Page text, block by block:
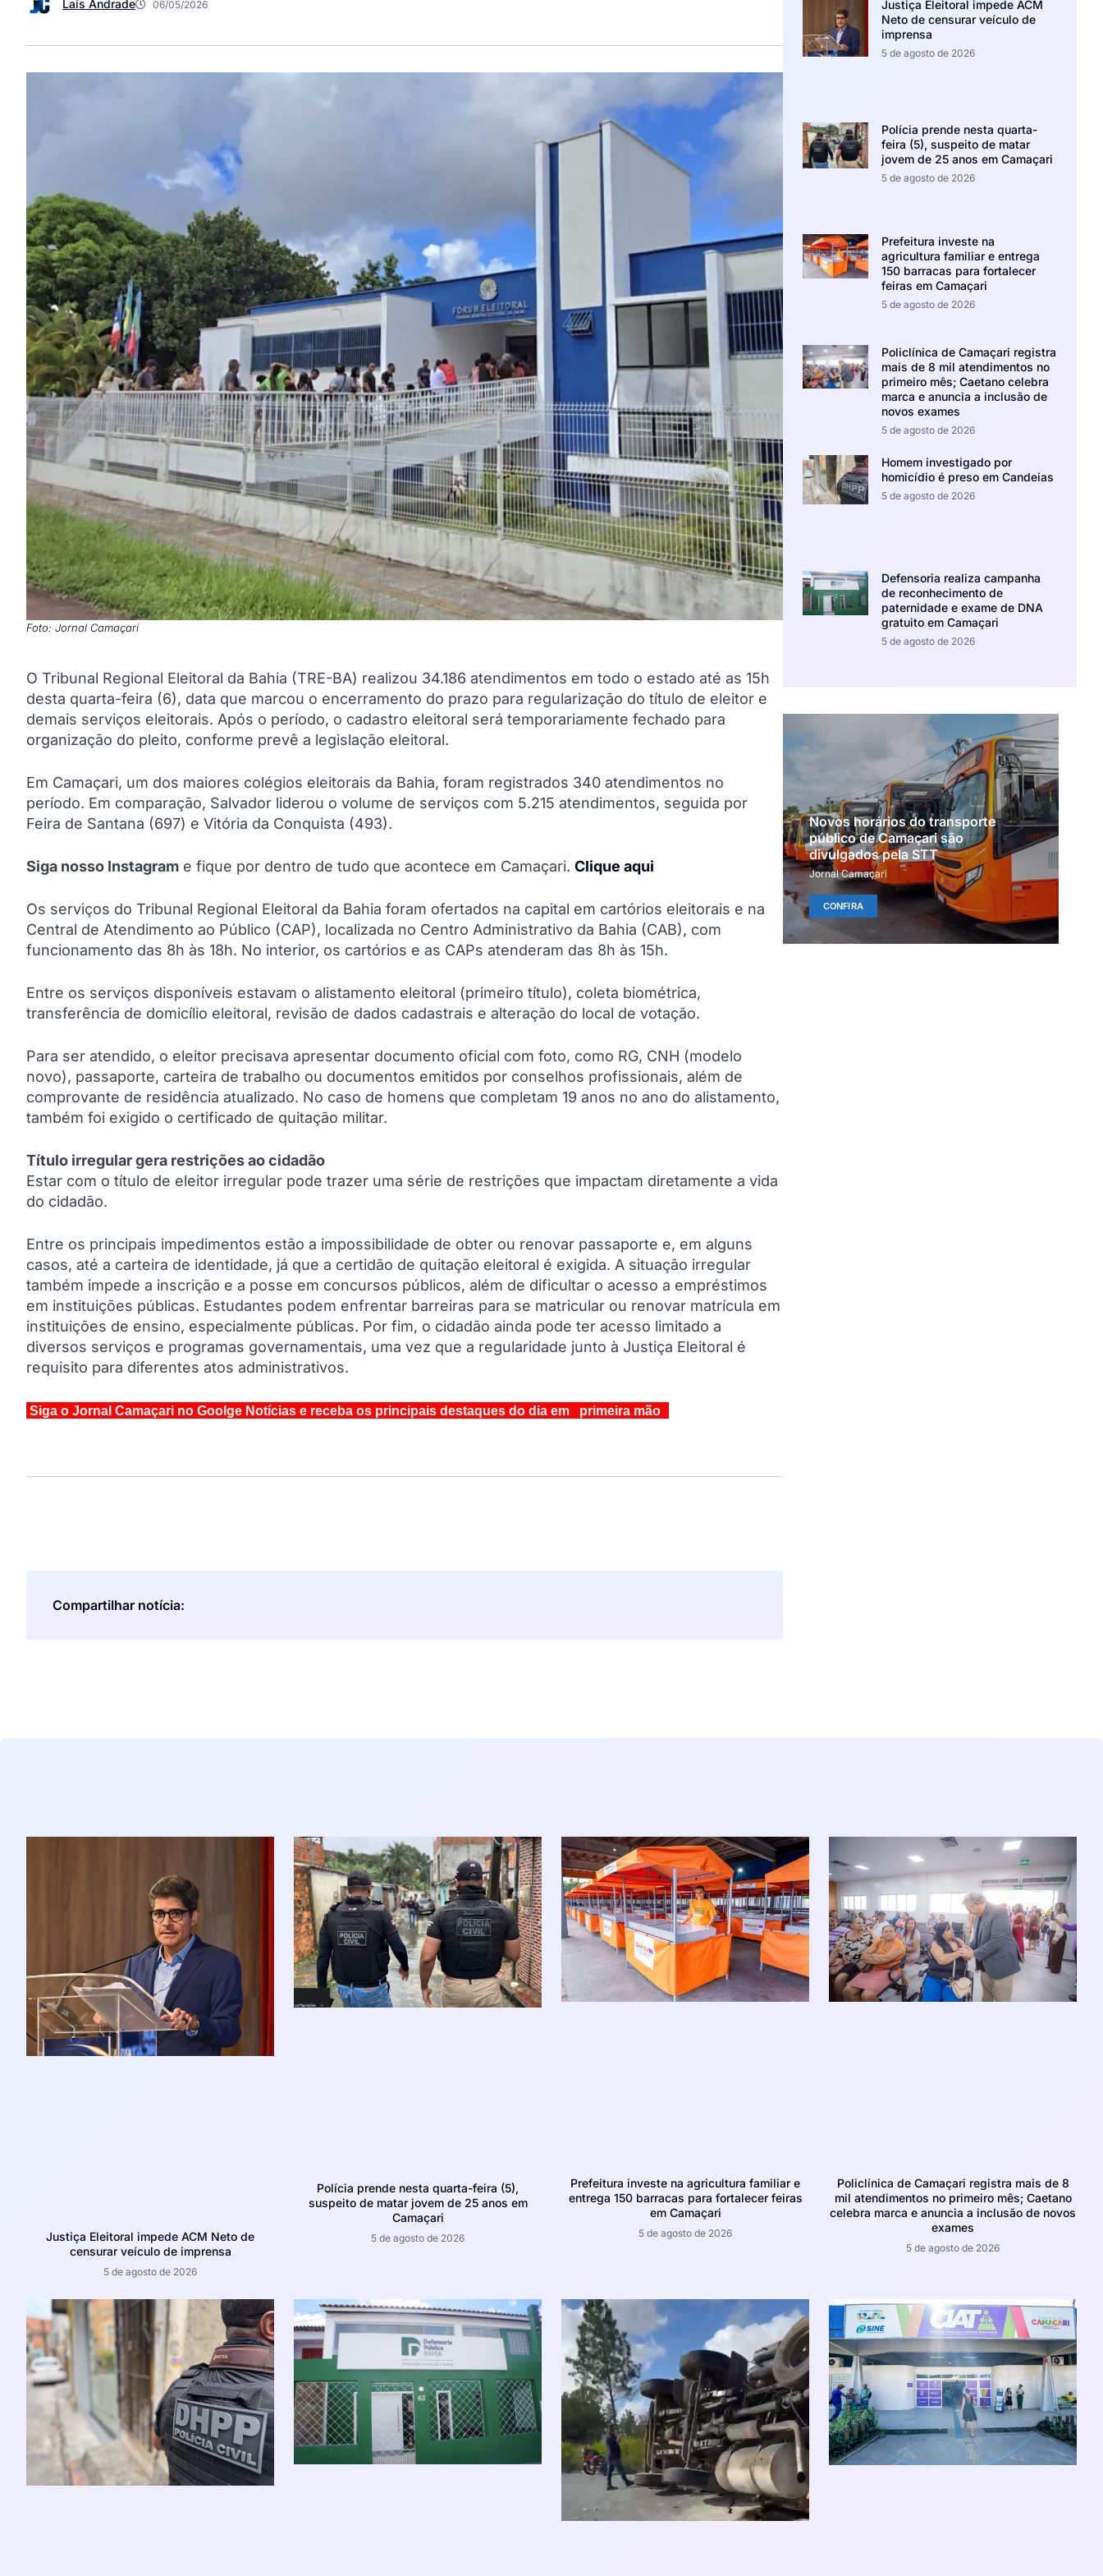
Laís Andrade 06/05/2026
Foto: Jornal Camaçari
O Tribunal Regional Eleitoral da Bahia (TRE-BA) realizou 34.186 atendimentos em todo o estado até as 15h
desta quarta-feira (6), data que marcou o encerramento do prazo para regularização do título de eleitor e
demais serviços eleitorais. Após o período, o cadastro eleitoral será temporariamente fechado para
organização do pleito, conforme prevê a legislação eleitoral.
Em Camaçari, um dos maiores colégios eleitorais da Bahia, foram registrados 340 atendimentos no
período. Em comparação, Salvador liderou o volume de serviços com 5.215 atendimentos, seguida por
Feira de Santana (697) e Vitória da Conquista (493).
Siga nosso Instagram e fique por dentro de tudo que acontece em Camaçari. Clique aqui
Os serviços do Tribunal Regional Eleitoral da Bahia foram ofertados na capital em cartórios eleitorais e na
Central de Atendimento ao Público (CAP), localizada no Centro Administrativo da Bahia (CAB), com
funcionamento das 8h às 18h. No interior, os cartórios e as CAPs atenderam das 8h às 15h.
Entre os serviços disponíveis estavam o alistamento eleitoral (primeiro título), coleta biométrica,
transferência de domicílio eleitoral, revisão de dados cadastrais e alteração do local de votação.
Para ser atendido, o eleitor precisava apresentar documento oficial com foto, como RG, CNH (modelo
novo), passaporte, carteira de trabalho ou documentos emitidos por conselhos profissionais, além de
comprovante de residência atualizado. No caso de homens que completam 19 anos no ano do alistamento,
também foi exigido o certificado de quitação militar.
Título irregular gera restrições ao cidadão
Estar com o título de eleitor irregular pode trazer uma série de restrições que impactam diretamente a vida
do cidadão.
Entre os principais impedimentos estão a impossibilidade de obter ou renovar passaporte e, em alguns
casos, até a carteira de identidade, já que a certidão de quitação eleitoral é exigida. A situação irregular
também impede a inscrição e a posse em concursos públicos, além de dificultar o acesso a empréstimos
em instituições públicas. Estudantes podem enfrentar barreiras para se matricular ou renovar matrícula em
instituições de ensino, especialmente públicas. Por fim, o cidadão ainda pode ter acesso limitado a
diversos serviços e programas governamentais, uma vez que a regularidade junto à Justiça Eleitoral é
requisito para diferentes atos administrativos.
Siga o Jornal Camaçari no Goolge Notícias e receba os principais destaques do dia em primeira mão
Compartilhar notícia:
Justiça Eleitoral impede ACM
Neto de censurar veículo de
imprensa
5 de agosto de 2026
Polícia prende nesta quarta-
feira (5), suspeito de matar
jovem de 25 anos em Camaçari
5 de agosto de 2026
Prefeitura investe na
agricultura familiar e entrega
150 barracas para fortalecer
feiras em Camaçari
5 de agosto de 2026
Policlínica de Camaçari registra
mais de 8 mil atendimentos no
primeiro mês; Caetano celebra
marca e anuncia a inclusão de
novos exames
5 de agosto de 2026
Homem investigado por
homicídio é preso em Candeias
5 de agosto de 2026
Defensoria realiza campanha
de reconhecimento de
paternidade e exame de DNA
gratuito em Camaçari
5 de agosto de 2026
Novos horários do transporte
público de Camaçari são
divulgados pela STT
Jornal Camaçari
CONFIRA
Justiça Eleitoral impede ACM Neto de
censurar veículo de imprensa
5 de agosto de 2026
Polícia prende nesta quarta-feira (5),
suspeito de matar jovem de 25 anos em
Camaçari
5 de agosto de 2026
Prefeitura investe na agricultura familiar e
entrega 150 barracas para fortalecer feiras
em Camaçari
5 de agosto de 2026
Policlínica de Camaçari registra mais de 8
mil atendimentos no primeiro mês; Caetano
celebra marca e anuncia a inclusão de novos
exames
5 de agosto de 2026